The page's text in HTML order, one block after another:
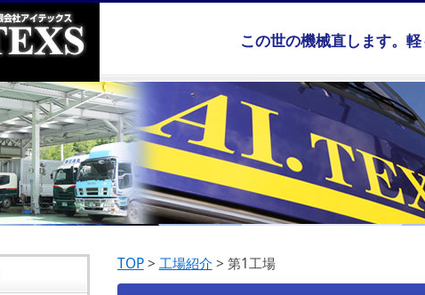
この世の機械直します。軽
TOP> 工場紹介 > 第1工場